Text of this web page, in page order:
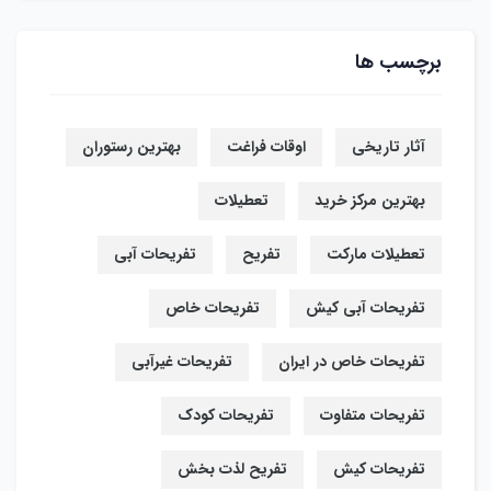
برچسب ها
آثار تاریخی اوقات فراغت بهترین رستوران
بهترین مرکز خرید تعطیلات
تعطیلات مارکت تفریح تفریحات آبی
تفریحات آبی کیش تفریحات خاص
تفریحات خاص در ایران تفریحات غیرآبی
تفریحات متفاوت تفریحات کودک
تفریحات کیش تفریح لذت بخش